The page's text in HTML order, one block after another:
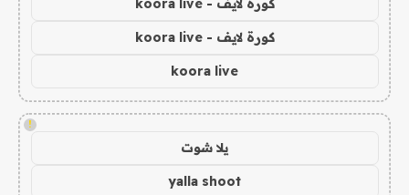
كورة لايف - koora live
koora live
!
يلا شوت
yalla shoot